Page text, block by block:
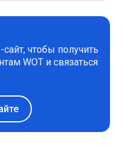
чтобы получить
WOT и связаться